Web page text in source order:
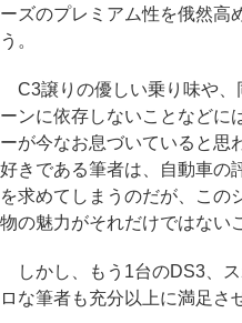
ーズのプレミアム性を俄然高
う。
C3譲りの優しい乗り味や、
ーンに依存しないことなどに
ーが今なお息づいていると思
好きである筆者は、自動車の
を求めてしまうのだが、この
物の魅力がそれだけではない
しかし、もう1台のDS3、
ロな筆者も充分以上に満足さ